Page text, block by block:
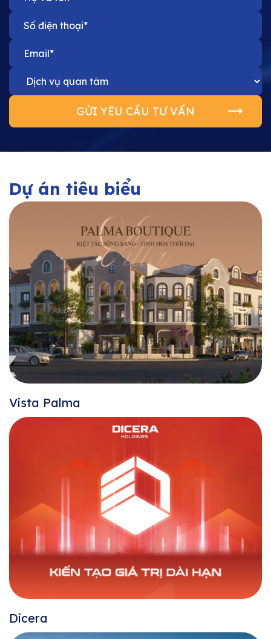
Dự án tiêu biểu
Vista Palma
Dicera